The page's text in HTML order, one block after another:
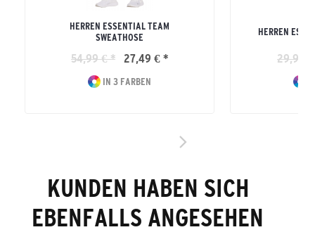
HERREN ESSENTIAL TEAM
SWEATHOSE
54,99 € * 27,49 € *
IN 3 FARBEN
HERREN
29,99
KUNDEN HABEN SICH
EBENFALLS ANGESEHEN